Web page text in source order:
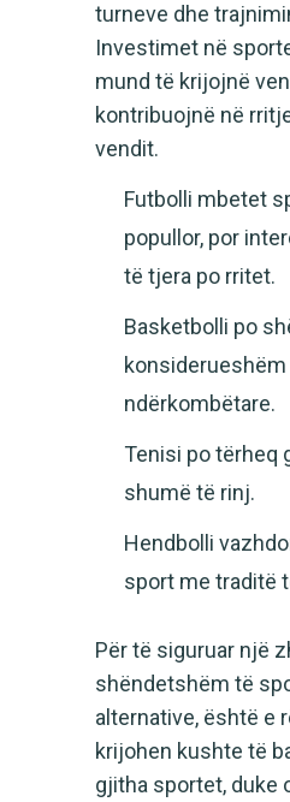
turneve dhe
Investimet në
mund të krijojnë
kontribuojnë në
vendit.
Futbolli mbetet
popullor, por
të tjera po rritet.
Basketbolli po
konsiderueshëm
ndërkombëtare.
Tenisi po tërheq
shumë të rinj.
Hendbolli
sport me traditë
Për të siguruar një
shëndetshëm të
alternative, është e
krijohen kushte të
gjitha sportet, duke